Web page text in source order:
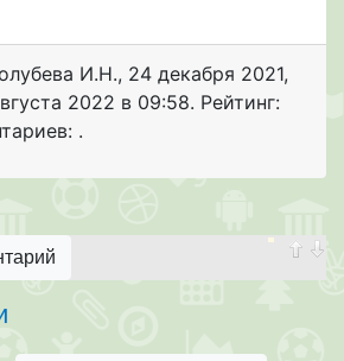
И.Н., 24 декабря 2021,
2022 в 09:58. Рейтинг:
.